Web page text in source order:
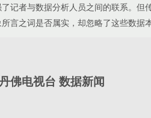
记者与数据分析人员之间的联系。
言之词是否属实，却忽略了这些数据
佛电视台 数据新闻